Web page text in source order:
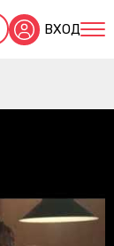
ВХОД